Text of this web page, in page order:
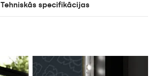
Tehniskās specifikācijas